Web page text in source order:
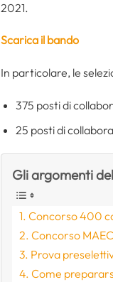
2021.
Scarica il bando
In particolare, le
375 posti di
25 posti di
Gli argomenti
Concorso 400
Concorso
Prova
Come